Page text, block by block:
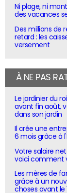
Ni plage, ni
des vacances
Des millions de
retard : les
versement
À NE PAS
Le jardinier du
avant fin août,
dans son jardin
Il crée une
6 mois grâce à
Votre salaire
voici comment
Les mères de
grâce à un
choses avant le